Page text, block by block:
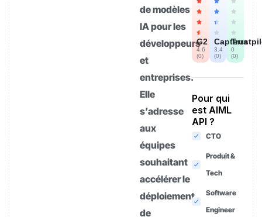
de modèles
IA pour les
développeurs
et
entreprises.
Elle
s’adresse
aux
équipes
souhaitant
accélérer le
déploiement
de
G2
4.6
(0)
Capterra
3.4
(0)
0
(0)
Pour qui
est AIML
API ?
CTO
Produit &
Tech
Software
Engineer